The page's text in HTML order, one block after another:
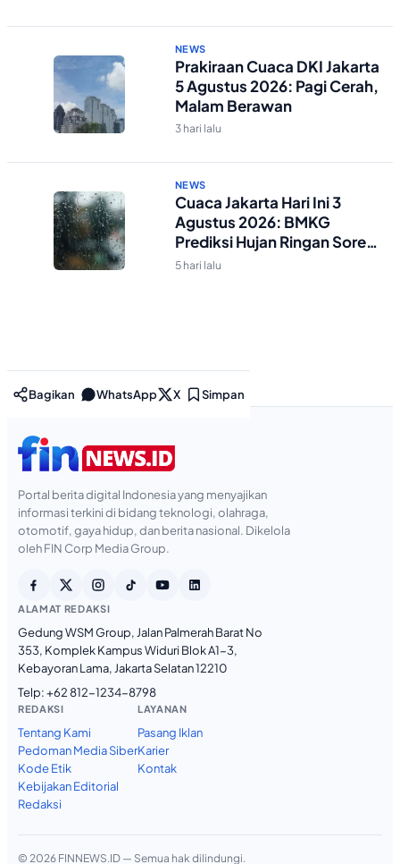
NEWS
Prakiraan Cuaca DKI Jakarta
5 Agustus 2026: Pagi Cerah,
Malam Berawan
3 hari lalu
NEWS
Cuaca Jakarta Hari Ini 3
Agustus 2026: BMKG
Prediksi Hujan Ringan Sore-
Malam
5 hari lalu
Bagikan WhatsApp X Simpan
Portal berita digital Indonesia yang menyajikan
informasi terkini di bidang teknologi, olahraga,
otomotif, gaya hidup, dan berita nasional. Dikelola
oleh FIN Corp Media Group.
ALAMAT REDAKSI
Gedung WSM Group, Jalan Palmerah Barat No
353, Komplek Kampus Widuri Blok A1-3,
Kebayoran Lama, Jakarta Selatan 12210
Telp:+62 812-1234-8798
REDAKSI
Tentang Kami
Pedoman Media Siber
Kode Etik
Kebijakan Editorial
Redaksi
LAYANAN
Pasang Iklan
Karier
Kontak
© 2026 FINNEWS.ID — Semua hak dilindungi.